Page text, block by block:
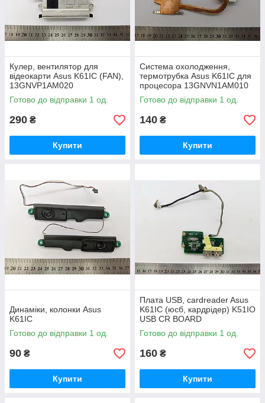
Кулер, вентилятор для
відеокарти Asus K61IC (FAN),
13GNVP1AM020
Готово до відправки 1 од.
290 ₴
Купити
Система охолодження,
термотрубка Asus K61IC для
процесора 13GNVN1AM010
Уцінка!
Готово до відправки 1 од.
140 ₴
Купити
Динаміки, колонки Asus
K61IC
Готово до відправки 1 од.
90 ₴
Купити
Плата USB, cardreader Asus
K61IC (юсб, кардрідер) K51IO
USB CR BOARD
Готово до відправки 1 од.
160 ₴
Купити